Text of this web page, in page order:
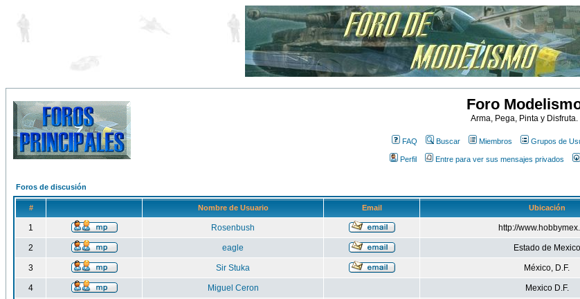
Foro
Arma, Pega, Pinta y Disfruta.
FAQ Buscar Miembros Grupos de
Perfil Entre para ver sus mensajes privados
Foros de discusión
# Nombre de Usuario Email Ubicación
1 Rosenbush http://
2 eagle Estado de Mexico
3 Sir Stuka México, D.F.
4 Miguel Ceron Mexico D.F.